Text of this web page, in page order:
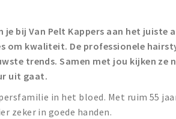
bij Van Pelt Kappers aan het juiste
om kwaliteit. De professionele
trends. Samen met jou kijken ze
uit gaat.
in het bloed. Met ruim 55
zeker in goede handen.